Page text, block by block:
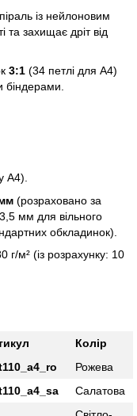
із нейлоновим
та захищає дріт від
3:1 (34 петлі для А4)
біндерами.
А4).
(розраховано за
мм для вільного
обкладинок).
г/м² (із розрахунку: 10
Колір
Рожева
Салатова